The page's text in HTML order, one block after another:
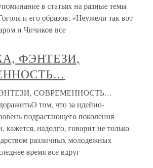
в статьях на разные темы
и его образов: «Неужели так вот
и Чичиков все
ФЭНТЕЗИ,
СОВРЕМЕННОСТЬ…
том, что за идейно-
подрастающего поколения
кажется, надолго, говорит не только
различных молодежных
время все вдруг